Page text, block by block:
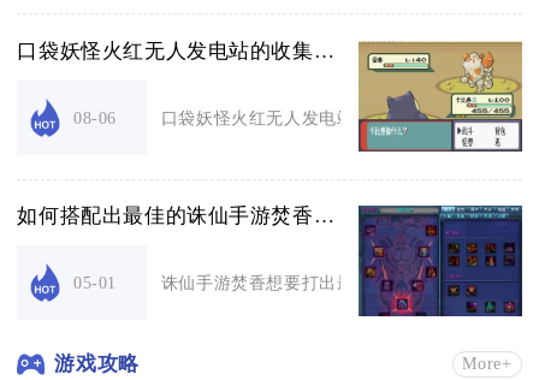
口袋妖怪火红无人发电站的收集物有何特点
08-06 口袋妖怪火红无人发电站的收集物整体围绕电系
如何搭配出最佳的诛仙手游焚香技能效果
05-01 诛仙手游焚香想要打出最佳技能效果，需按场景
游戏攻略 More+